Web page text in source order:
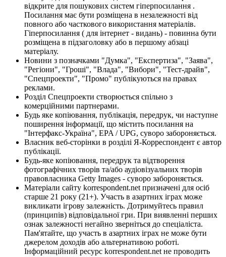
відкрите для пошукових систем гіперпосилання .
Посилання має бути розміщена в незалежності від
повного або часткового використання матеріалів.
Гіперпосилання ( для інтернет - видань) - повинна бути
розміщена в підзаголовку або в першому абзаці
матеріалу.
Новини з позначками "Думка", "Експертиза", "Заява",
"Регіони", "Гроші", "Влада", "Вибори", "Тест-драйв",
"Спецпроекти", "Промо" публікуються на правах
реклами.
Розділ Спецпроекти створюється спільно з
комерційними партнерами.
Будь яке копіювання, публікація, передрук, чи наступне
поширення інформації, що містить посилання на
"Інтерфакс-Україна", EPA / UPG, суворо забороняється.
Власник веб-сторінки в розділі Я-Корреспондент є автор
публікації.
Будь-яке копіювання, передрук та відтворення
фотографічних творів та/або аудіовізуальних творів
правовласника Getty Images - суворо забороняється.
Матеріали сайту korrespondent.net призначені для осіб
старше 21 року (21+). Участь в азартних іграх може
викликати ігрову залежність. Дотримуйтесь правил
(принципів) відповідальної гри. При виявленні перших
ознак залежності негайно зверніться до спеціаліста.
Пам'ятайте, що участь в азартних іграх не може бути
джерелом доходів або альтернативою роботі.
Інформаційний ресурс korrespondent.net не проводить